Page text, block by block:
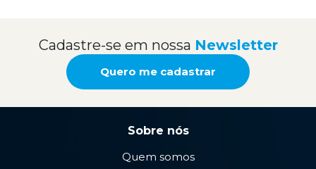
Cadastre-se em nossa Newsletter
Quero me cadastrar
Sobre nós
Quem somos